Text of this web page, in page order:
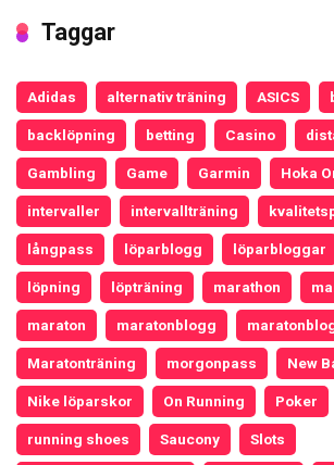
Taggar
Adidas alternativ träning ASICS
backlöpning betting Casino
Gambling Game Garmin Hoka
intervaller intervallträning
långpass löparblogg löparbloggar
löpning löpträning marathon
maraton maratonblogg
Maratonträning morgonpass New
Nike löparskor On Running Poker
running shoes Saucony Slots